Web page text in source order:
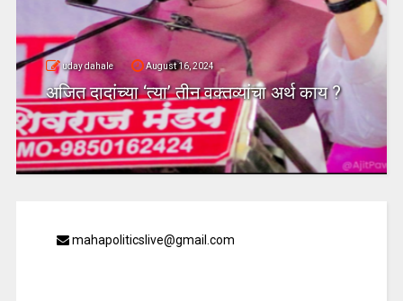
uday dahale August 16, 2024
अजित दादांच्या ‘त्या’ तीन वक्तव्यांचा अर्थ काय ?
mahapoliticslive@gmail.com